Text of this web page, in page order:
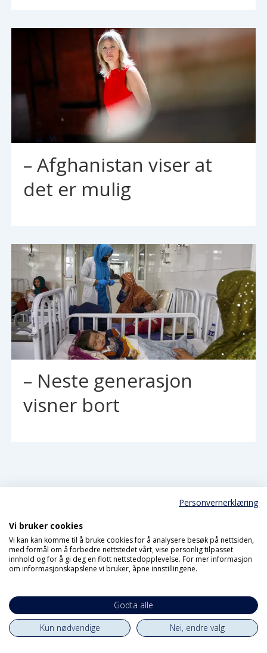
– Afghanistan viser at
det er mulig
– Neste generasjon
visner bort
Meld deg på
nyhetsbrevet vårt
Personvernerklæring
Vi bruker cookies
Vi kan kan komme til å bruke cookies for å analysere besøk på nettsiden,
med formål om å forbedre nettstedet vårt, vise personlig tilpasset
innhold og for å gi deg en flott nettstedopplevelse. For mer informasjon
om informasjonskapslene vi bruker, åpne innstillingene.
Godta alle
Kun nødvendige
Nei, endre valg